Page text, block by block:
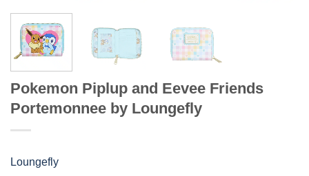
Pokemon Piplup and Eevee Friends
Portemonnee by Loungefly
Loungefly